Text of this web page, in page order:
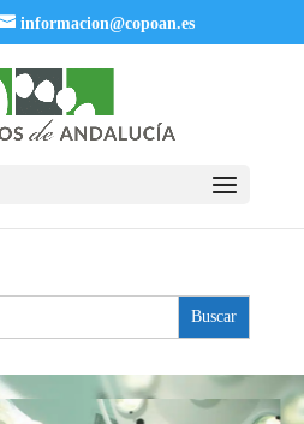
informacion@copoan.es